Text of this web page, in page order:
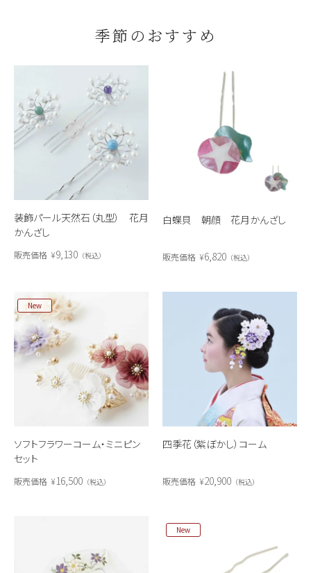
季節のおすすめ
装飾パール天然石（丸型） 花月
かんざし
販売価格 ¥9,130 税込
白蝶貝 朝顔 花月かんざし
販売価格 ¥6,820 税込
ソフトフラワーコーム・ミニピン
セット
New
販売価格 ¥16,500 税込
四季花（紫ぼかし）コーム
販売価格 ¥20,900 税込
New